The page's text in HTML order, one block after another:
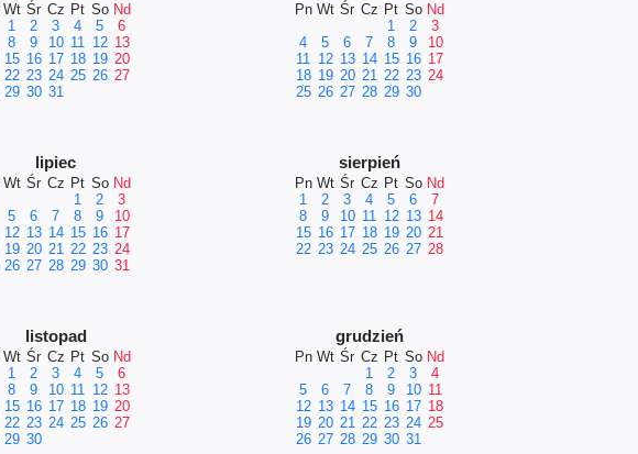
Wt Śr Cz Pt So Nd
1
2 3 4 5
6
8 9 10 11 12 13
15 16 17 18 19 20
22 23 24 25 26 27
29 30 31
Pn Wt Śr Cz Pt So Nd
1
2
3
4
5 6 7 8 9
10
11 12 13 14 15 16 17
18 19 20 21 22 23 24
25 26 27 28 29 30
lipiec
Wt Śr Cz Pt So Nd
1
2
3
5 6 7 8 9
10
12 13 14 15 16 17
19 20 21 22 23 24
26 27 28 29 30 31
sierpień
Pn Wt Śr Cz Pt So Nd
1
2 3 4 5 6
7
8
9 10 11 12 13 14
15 16 17 18 19 20 21
22 23 24 25 26 27 28
listopad
Wt Śr Cz Pt So Nd
1
2 3 4 5
6
8 9 10 11 12 13
15 16 17 18 19 20
22 23 24 25 26 27
29 30
grudzień
Pn Wt Śr Cz Pt So Nd
1
2 3
4
5
6 7 8 9 10 11
12 13 14 15 16 17 18
19 20 21 22 23 24 25
26 27 28 29 30 31